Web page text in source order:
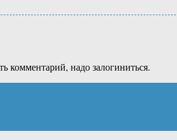
комментарий, надо залогиниться.